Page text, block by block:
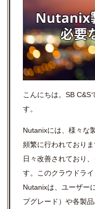
こんにちは。SB C&S
す。
Nutanixには、様々な
頻繁に行われており
日々改善されており
す。このクラウドラ
Nutanixは、ユーザー
プグレード）や各製